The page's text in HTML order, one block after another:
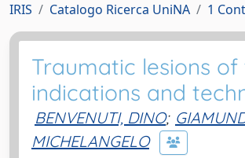
IRIS Catalogo Ricerca UniNA 1
Traumatic lesions
indications and
BENVENUTI, DINO;
MICHELANGELO